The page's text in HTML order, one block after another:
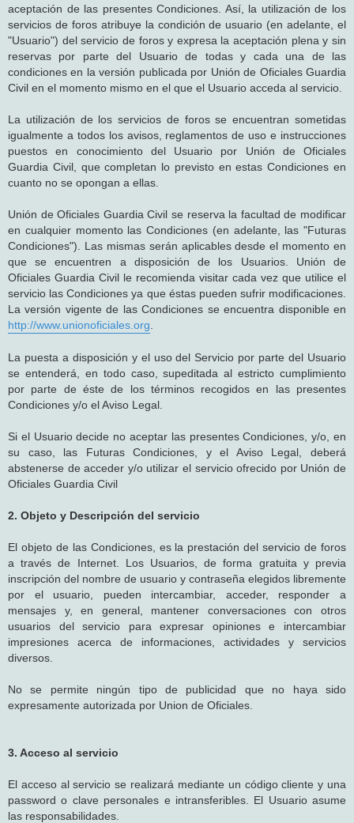
aceptación de las presentes Condiciones. Así, la utilización de los
servicios de foros atribuye la condición de usuario (en adelante, el
"Usuario") del servicio de foros y expresa la aceptación plena y sin
reservas por parte del Usuario de todas y cada una de las
condiciones en la versión publicada por Unión de Oficiales Guardia
Civil en el momento mismo en el que el Usuario acceda al servicio.
La utilización de los servicios de foros se encuentran sometidas
igualmente a todos los avisos, reglamentos de uso e instrucciones
puestos en conocimiento del Usuario por Unión de Oficiales
Guardia Civil, que completan lo previsto en estas Condiciones en
cuanto no se opongan a ellas.
Unión de Oficiales Guardia Civil se reserva la facultad de modificar
en cualquier momento las Condiciones (en adelante, las "Futuras
Condiciones"). Las mismas serán aplicables desde el momento en
que se encuentren a disposición de los Usuarios. Unión de
Oficiales Guardia Civil le recomienda visitar cada vez que utilice el
servicio las Condiciones ya que éstas pueden sufrir modificaciones.
La versión vigente de las Condiciones se encuentra disponible en
http://www.unionoficiales.org
La puesta a disposición y el uso del Servicio por parte del Usuario
se entenderá, en todo caso, supeditada al estricto cumplimiento
por parte de éste de los términos recogidos en las presentes
Condiciones y/o el Aviso Legal.
Si el Usuario decide no aceptar las presentes Condiciones, y/o, en
su caso, las Futuras Condiciones, y el Aviso Legal, deberá
abstenerse de acceder y/o utilizar el servicio ofrecido por Unión de
Oficiales Guardia Civil
2. Objeto y Descripción del servicio
El objeto de las Condiciones, es la prestación del servicio de foros
a través de Internet. Los Usuarios, de forma gratuita y previa
inscripción del nombre de usuario y contraseña elegidos libremente
por el usuario, pueden intercambiar, acceder, responder a
mensajes y, en general, mantener conversaciones con otros
usuarios del servicio para expresar opiniones e intercambiar
impresiones acerca de informaciones, actividades y servicios
diversos.
No se permite ningún tipo de publicidad que no haya sido
expresamente autorizada por Union de Oficiales.
3. Acceso al servicio
El acceso al servicio se realizará mediante un código cliente y una
password o clave personales e intransferibles. El Usuario asume
las responsabilidades.